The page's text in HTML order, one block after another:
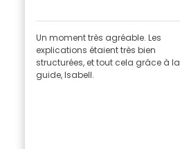
Un moment très agréable. Les
explications étaient très bien
structurées, et tout cela grâce à la
guide, Isabell.